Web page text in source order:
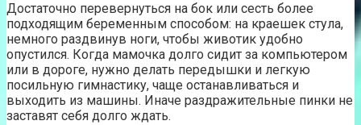
Достаточно перевернуться на бок или сесть более
подходящим беременным способом: на краешек стула,
немного раздвинув ноги, чтобы животик удобно
опустился. Когда мамочка долго сидит за компьютером
или в дороге, нужно делать передышки и легкую
посильную гимнастику, чаще останавливаться и
выходить из машины. Иначе раздражительные пинки не
заставят себя долго ждать.